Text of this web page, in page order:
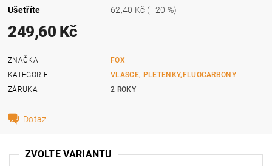
Ušetříte
62,40 Kč (–20 %)
249,60 Kč
ZNAČKA
FOX
KATEGORIE
VLASCE, PLETENKY,FLUOCARBONY
ZÁRUKA
2 ROKY
Dotaz
ZVOLTE VARIANTU